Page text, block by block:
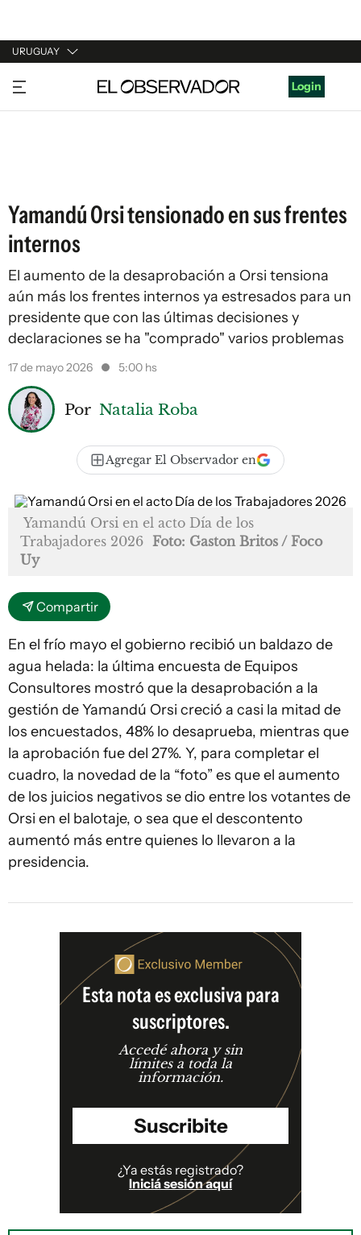
URUGUAY
URUGUAY
ARGENTINA
Login
Yamandú Orsi tensionado en sus frentes
internos
El aumento de la desaprobación a Orsi tensiona
aún más los frentes internos ya estresados para un
presidente que con las últimas decisiones y
declaraciones se ha "comprado" varios problemas
17 de mayo 2026 5:00 hs
Por Natalia Roba
Agregar El Observador en
Yamandú Orsi en el acto Día de los
Trabajadores 2026 Foto: Gaston Britos / Foco
Uy
Compartir
En el frío mayo el gobierno recibió un baldazo de
agua helada: la última encuesta de Equipos
Consultores mostró que la desaprobación a la
gestión de Yamandú Orsi creció a casi la mitad de
los encuestados, 48% lo desaprueba, mientras que
la aprobación fue del 27%. Y, para completar el
cuadro, la novedad de la “foto” es que el aumento
de los juicios negativos se dio entre los votantes de
Orsi en el balotaje, o sea que el descontento
aumentó más entre quienes lo llevaron a la
presidencia.
Esta nota es exclusiva para
suscriptores.
Accedé ahora y sin
límites a toda la
información.
Suscribite
¿Ya estás registrado?
Iniciá sesión aquí